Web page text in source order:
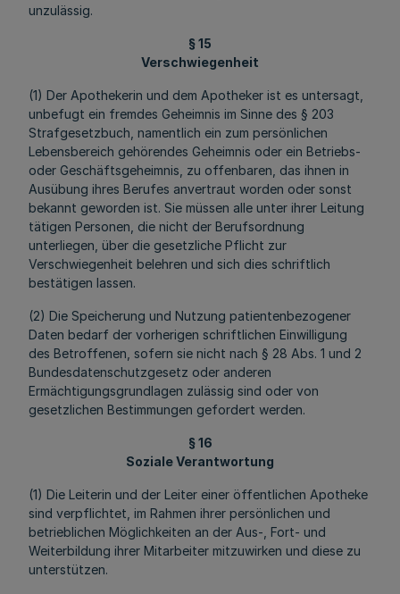
unzulässig.
§ 15
Verschwiegenheit
(1) Der Apothekerin und dem Apotheker ist es untersagt,
unbefugt ein fremdes Geheimnis im Sinne des § 203
Strafgesetzbuch, namentlich ein zum persönlichen
Lebensbereich gehörendes Geheimnis oder ein Betriebs-
oder Geschäftsgeheimnis, zu offenbaren, das ihnen in
Ausübung ihres Berufes anvertraut worden oder sonst
bekannt geworden ist. Sie müssen alle unter ihrer Leitung
tätigen Personen, die nicht der Berufsordnung
unterliegen, über die gesetzliche Pflicht zur
Verschwiegenheit belehren und sich dies schriftlich
bestätigen lassen.
(2) Die Speicherung und Nutzung patientenbezogener
Daten bedarf der vorherigen schriftlichen Einwilligung
des Betroffenen, sofern sie nicht nach § 28 Abs. 1 und 2
Bundesdatenschutzgesetz oder anderen
Ermächtigungsgrundlagen zulässig sind oder von
gesetzlichen Bestimmungen gefordert werden.
§ 16
Soziale Verantwortung
(1) Die Leiterin und der Leiter einer öffentlichen Apotheke
sind verpflichtet, im Rahmen ihrer persönlichen und
betrieblichen Möglichkeiten an der Aus-, Fort- und
Weiterbildung ihrer Mitarbeiter mitzuwirken und diese zu
unterstützen.